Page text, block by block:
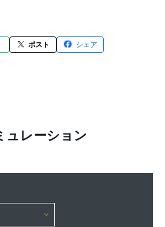
ポスト シェア
ュレーション